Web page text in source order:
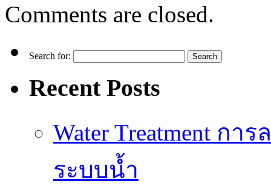
Comments are closed.
Search for:
Recent Posts
Water Treatment ก
ระบบน้ำ